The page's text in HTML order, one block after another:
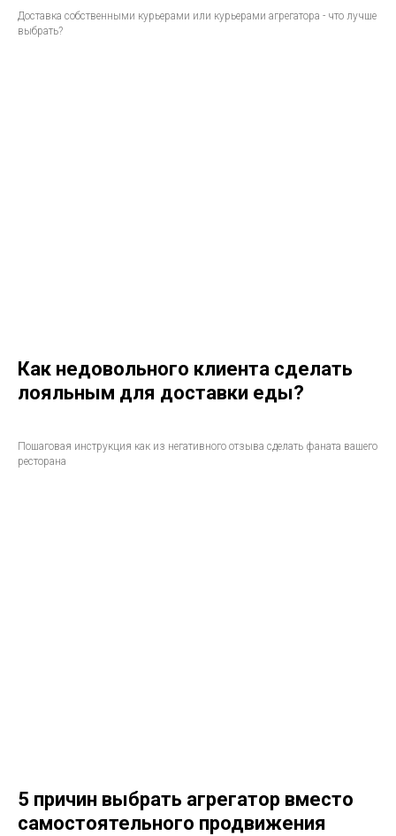
Доставка собственными курьерами или курьерами агрегатора - что лучше
выбрать?
Как недовольного клиента сделать
лояльным для доставки еды?
Пошаговая инструкция как из негативного отзыва сделать фаната вашего
ресторана
5 причин выбрать агрегатор вместо
самостоятельного продвижения